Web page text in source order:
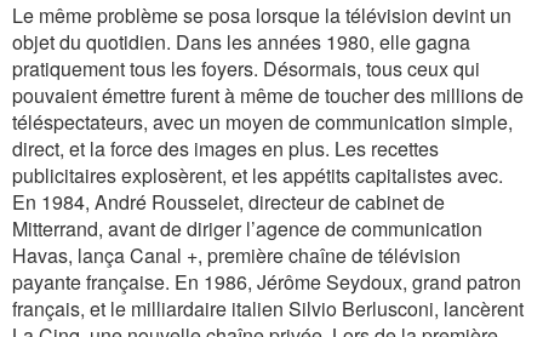
Le même problème se posa lorsque la télévision devint un
objet du quotidien. Dans les années 1980, elle gagna
pratiquement tous les foyers. Désormais, tous ceux qui
pouvaient émettre furent à même de toucher des millions de
téléspectateurs, avec un moyen de communication simple,
direct, et la force des images en plus. Les recettes
publicitaires explosèrent, et les appétits capitalistes avec.
En 1984, André Rousselet, directeur de cabinet de
Mitterrand, avant de diriger l’agence de communication
Havas, lança Canal +, première chaîne de télévision
payante française. En 1986, Jérôme Seydoux, grand patron
français, et le milliardaire italien Silvio Berlusconi, lancèrent